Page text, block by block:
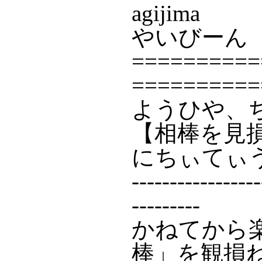
agijima
やいびーん
ようひや、
【相棒を見
にちぃてぃ
---------
かねてから
棒」を観損